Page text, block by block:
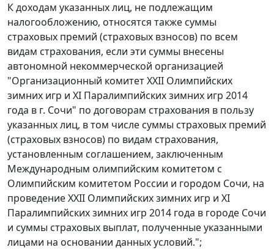
К доходам указанных лиц, не подлежащим
налогообложению, относятся также суммы
страховых премий (страховых взносов) по всем
видам страхования, если эти суммы внесены
автономной некоммерческой организацией
"Организационный комитет XXII Олимпийских
зимних игр и XI Паралимпийских зимних игр 2014
года в г. Сочи" по договорам страхования в пользу
указанных лиц, в том числе суммы страховых премий
(страховых взносов) по видам страхования,
установленным соглашением, заключенным
Международным олимпийским комитетом с
Олимпийским комитетом России и городом Сочи, на
проведение XXII Олимпийских зимних игр и XI
Паралимпийских зимних игр 2014 года в городе Сочи
и суммы страховых выплат, полученные указанными
лицами на основании данных условий.";